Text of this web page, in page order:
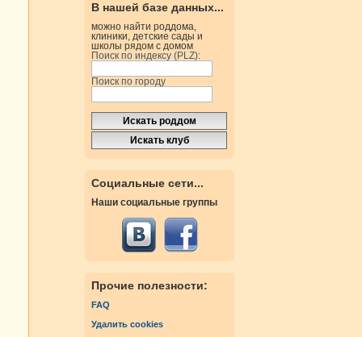
В нашей базе данных...
можно найти роддома,
клиники, детские сады и
школы рядом с домом
Поиск по индексу (PLZ):
Поиск по городу
Социальные сети...
Наши социальные группы
Прочие полезности:
FAQ
Удалить cookies